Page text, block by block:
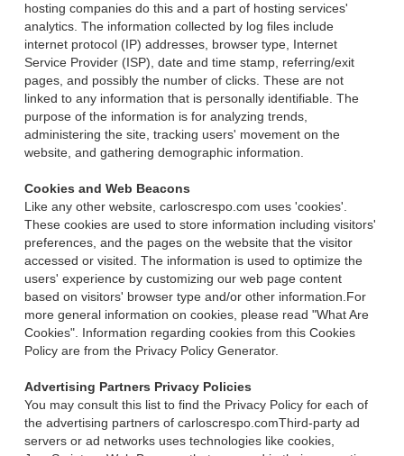
hosting companies do this and a part of hosting services'
analytics. The information collected by log files include
internet protocol (IP) addresses, browser type, Internet
Service Provider (ISP), date and time stamp, referring/exit
pages, and possibly the number of clicks. These are not
linked to any information that is personally identifiable. The
purpose of the information is for analyzing trends,
administering the site, tracking users' movement on the
website, and gathering demographic information.
Cookies and Web Beacons
Like any other website, carloscrespo.com uses 'cookies'.
These cookies are used to store information including visitors'
preferences, and the pages on the website that the visitor
accessed or visited. The information is used to optimize the
users' experience by customizing our web page content
based on visitors' browser type and/or other information.For
more general information on cookies, please read "What Are
Cookies". Information regarding cookies from this Cookies
Policy are from the Privacy Policy Generator.
Advertising Partners Privacy Policies
You may consult this list to find the Privacy Policy for each of
the advertising partners of carloscrespo.comThird-party ad
servers or ad networks uses technologies like cookies,